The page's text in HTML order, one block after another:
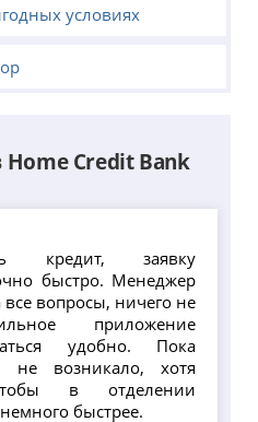
условиях
Credit Bank
кредит, заявку
быстро. Менеджер
вопросы, ничего не
приложение
удобно. Пока
возникало, хотя
в отделении
быстрее.